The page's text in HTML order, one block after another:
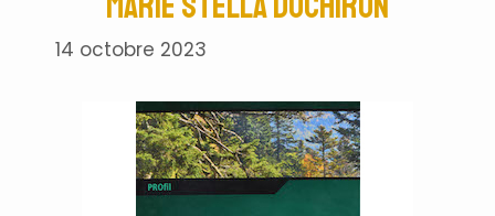
14 octobre 2023